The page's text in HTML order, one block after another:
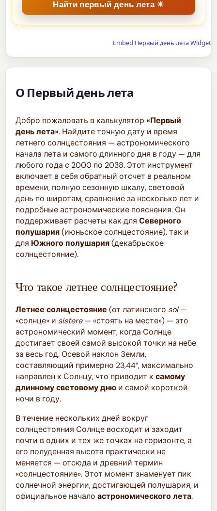
Embed Первый день лета Widget
О Первый день лета
Добро пожаловать в калькулятор«Первый
день лета». Найдите точную дату и время
летнего солнцестояния — астрономического
начала лета и самого длинного дня в году — для
любого года с 2000 по 2038. Этот инструмент
включает в себя обратный отсчет в реальном
времени, полную сезонную шкалу, световой
день по широтам, сравнение за несколько лет и
подробные астрономические пояснения. Он
поддерживает расчеты как дляСеверного
полушария(июньское солнцестояние), так и
для Южного полушария(декабрьское
солнцестояние).
Что такое летнее солнцестояние?
Летнее солнцестояние (от латинского sol—
«солнце» и sistere— «стоять на месте») — это
астрономический момент, когда Солнце
достигает своей самой высокой точки на небе
за весь год. Осевой наклон Земли,
составляющий примерно 23,44°, максимально
направлен к Солнцу, что приводит ксамому
длинному световому дню и самой короткой
ночи в году.
В течение нескольких дней вокруг
солнцестояния Солнце восходит и заходит
почти в одних и тех же точках на горизонте, а
его полуденная высота практически не
меняется — отсюда и древний термин
«солнцестояние». Этот момент знаменует пик
солнечной энергии, достигающей полушария, и
официальное началоастрономического лета.